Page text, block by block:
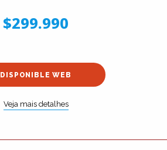
$299.990
DISPONIBLE WEB
Veja mais detalhes